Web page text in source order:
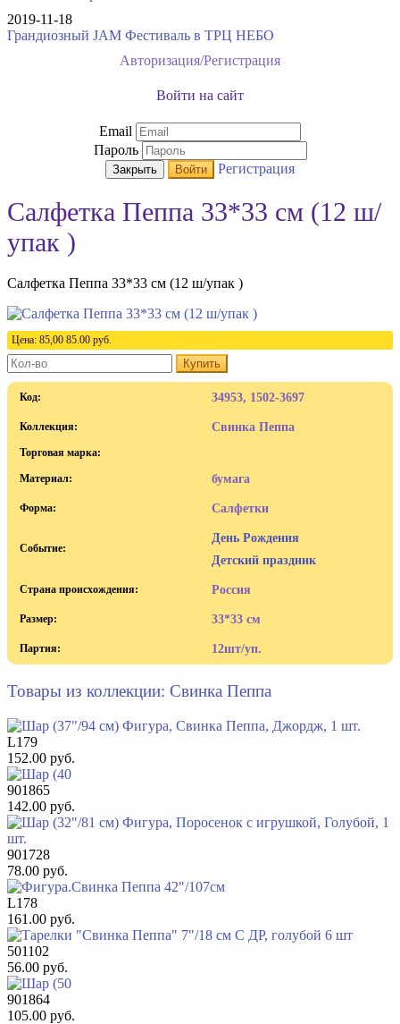
2019-11-18
Грандиозный JAM Фестиваль в ТРЦ НЕБО
Авторизация/Регистрация
Войти на сайт
Email
Пароль
Закрыть Войти Регистрация
Салфетка Пеппа 33*33 см (12 ш/
упак )
Салфетка Пеппа 33*33 см (12 ш/упак )
Цена: 85,00 85.00 руб.
Купить
Код: 34953, 1502-3697
Коллекция: Свинка Пеппа
Торговая марка:
Материал: бумага
Форма: Салфетки
Событие:
День Рождения
Детский праздник
Страна происхождения: Россия
Размер: 33*33 см
Партия: 12шт/уп.
Товары из коллекции: Свинка Пеппа
L179
152.00 руб.
901865
142.00 руб.
901728
78.00 руб.
L178
161.00 руб.
501102
56.00 руб.
901864
105.00 руб.